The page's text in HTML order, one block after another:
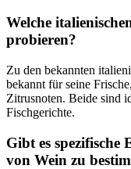
Welche
probieren?
Zu den bekannten
bekannt für seine
Zitrusnoten. Beide sind
Fischgerichte.
Gibt es
von Wein zu